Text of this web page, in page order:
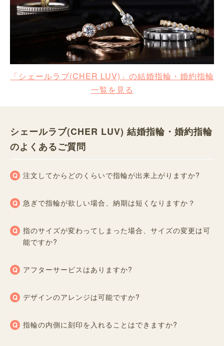
「シェールラブ(CHER LUV)」の結婚指輪・婚約指輪
一覧を見る
シェールラブ(CHER LUV) 結婚指輪・婚約指輪
のよくあるご質問
注文してからどのくらいで指輪が出来上がりますか?
急ぎで指輪が欲しい場合、納期は短くなりますか？
指のサイズが変わってしまった場合、サイズの変更は可
能ですか?
アフターサービスはありますか?
デザインのアレンジは可能ですか?
指輪の内側に刻印を入れることはできますか?